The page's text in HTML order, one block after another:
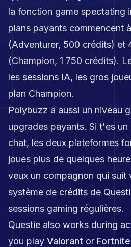
la fonction game spectating
plans payants commencent
(Adventurer, 500 crédits) et
(Champion, 1 750 crédits).
les sessions IA, les gros
plan Champion.
Polybuzz a aussi un niveau
upgrades payants. Si t'es un
chat, les deux plateformes
joues plus de quelques
veux un compagnon qui suit
système de crédits de
sessions gaming régulières.
Questie also works during
you play Valorant or Fortnite